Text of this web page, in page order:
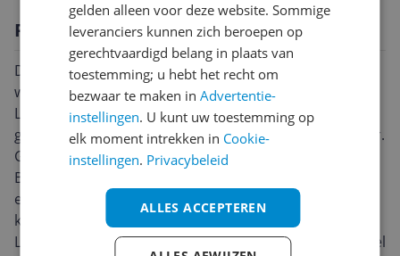
Productomschrijving
Dit is een Lightning naar USB-C kabel die kan gebruikt
worden voor het opladen van je apparaten met
Lightning poort. De sterke connector en het
gevlochten textiel zorgen voor een langere levensduur.
Geschikt voor alle toestellen met een Lightning poort
Beschikt je telefoon of tablet over een Lightning poort
en wil je graag een nieuwe kabel aanschaffen? Deze
kabel biedt uitkomst: met deze kabel kun je al je
Lightning-apparaten opladen. Het apparaat hoeft enkel
gelden alleen voor deze website. Sommige
leveranciers kunnen zich beroepen op
gerechtvaardigd belang in plaats van
toestemming; u hebt het recht om
bezwaar te maken inAdvertentie-
instellingen. U kunt uw toestemming op
elk moment intrekken in Cookie-
instellingen. Privacybeleid
ALLES ACCEPTEREN